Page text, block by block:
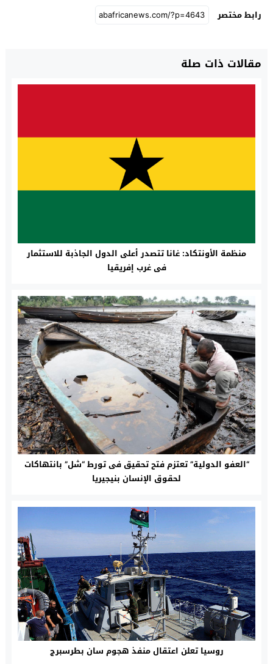
رابط مختصر
مقالات ذات صلة
منظمة الأونتكاد: غانا تتصدر أعلى الدول الجاذبة للاستثمار
فى غرب إفريقيا
“العفو الدولية” تعتزم فتح تحقيق فى تورط “شل” بانتهاكات
لحقوق الإنسان بنيجيريا
روسيا تعلن اعتقال منفذ هجوم سان بطرسبرج